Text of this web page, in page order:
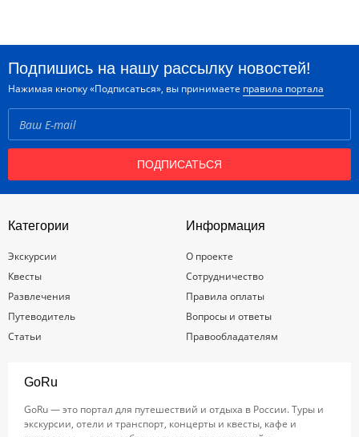
Подпишись на нашу рассылку новостей!
Нажимая кнопку «Подписаться», вы принимаете правила портала
ПОДПИСАТЬСЯ
Категории
Экскурсии
Квесты
Развлечения
Путеводитель
Статьи
Информация
О проекте
Сотрудничество
Правила оплаты
Вопросы и ответы
Правообладателям
GoRu
GoRu — это портал для путешествий и отдыха в России. Туры и
экскурсии, отели и транспорт, концерты и квесты, кафе и